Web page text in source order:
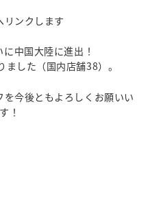
ンクします
中国大陸に進出！
した（国内店舗38）。
今後ともよろしくお願いい
！